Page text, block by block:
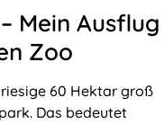
Mein Ausflug
Zoo
60 Hektar groß
Das bedeutet